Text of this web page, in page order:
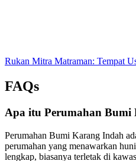
Rukan Mitra Matraman: Tempat
FAQs
Apa itu Perumahan Bumi
Perumahan Bumi Karang Indah
perumahan yang menawarkan
lengkap, biasanya terletak di